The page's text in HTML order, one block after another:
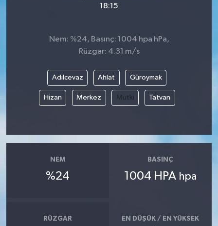
18:15
Nem: %24, Basınç: 1004 hpa hPa,
Rüzgar: 4.31 m/s
Adilcevaz Ahlat Güroymak
Hizan Merkez Mutki Tatvan
NEM
%24
BASINÇ
1004 HPA hpa
RÜZGAR EN DÜŞÜK / EN YÜKSEK